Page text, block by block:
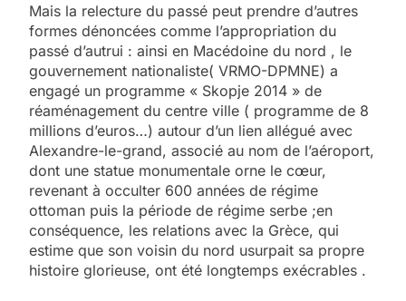
Mais la relecture du passé peut prendre d’autres
formes dénoncées comme l’appropriation du
passé d’autrui : ainsi en Macédoine du nord , le
gouvernement nationaliste( VRMO-DPMNE) a
engagé un programme « Skopje 2014 » de
réaménagement du centre ville ( programme de 8
millions d’euros…) autour d’un lien allégué avec
Alexandre-le-grand, associé au nom de l’aéroport,
dont une statue monumentale orne le cœur,
revenant à occulter 600 années de régime
ottoman puis la période de régime serbe ;en
conséquence, les relations avec la Grèce, qui
estime que son voisin du nord usurpait sa propre
histoire glorieuse, ont été longtemps exécrables .